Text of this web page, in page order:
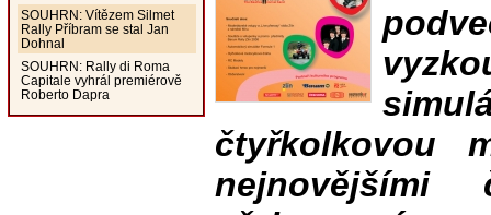
SOUHRN: Vítězem Silmet
Rally Příbram se stal Jan
Dohnal
SOUHRN: Rally di Roma
Capitale vyhrál premiérově
Roberto Dapra
čtyřkolkovou